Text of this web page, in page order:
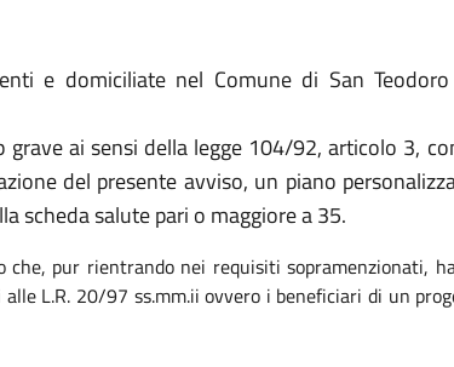
e domiciliate nel Comune di San
ai sensi della legge 104/92, articolo 3,
del presente avviso, un piano
scheda salute pari o maggiore a 35.
che, pur rientrando nei requisiti sopramenzionati,
L.R. 20/97 ss.mm.ii ovvero i beneficiari di un